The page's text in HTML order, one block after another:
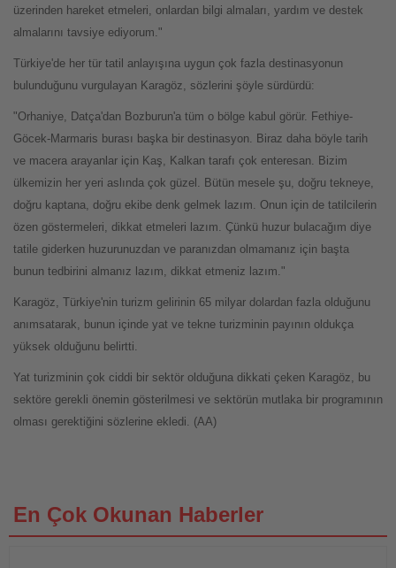
üzerinden hareket etmeleri, onlardan bilgi almaları, yardım ve destek
almalarını tavsiye ediyorum."
Türkiye'de her tür tatil anlayışına uygun çok fazla destinasyonun
bulunduğunu vurgulayan Karagöz, sözlerini şöyle sürdürdü:
"Orhaniye, Datça'dan Bozburun'a tüm o bölge kabul görür. Fethiye-
Göcek-Marmaris burası başka bir destinasyon. Biraz daha böyle tarih
ve macera arayanlar için Kaş, Kalkan tarafı çok enteresan. Bizim
ülkemizin her yeri aslında çok güzel. Bütün mesele şu, doğru tekneye,
doğru kaptana, doğru ekibe denk gelmek lazım. Onun için de tatilcilerin
özen göstermeleri, dikkat etmeleri lazım. Çünkü huzur bulacağım diye
tatile giderken huzurunuzdan ve paranızdan olmamanız için başta
bunun tedbirini almanız lazım, dikkat etmeniz lazım."
Karagöz, Türkiye'nin turizm gelirinin 65 milyar dolardan fazla olduğunu
anımsatarak, bunun içinde yat ve tekne turizminin payının oldukça
yüksek olduğunu belirtti.
Yat turizminin çok ciddi bir sektör olduğuna dikkati çeken Karagöz, bu
sektöre gerekli önemin gösterilmesi ve sektörün mutlaka bir programının
olması gerektiğini sözlerine ekledi. (AA)
En Çok Okunan Haberler